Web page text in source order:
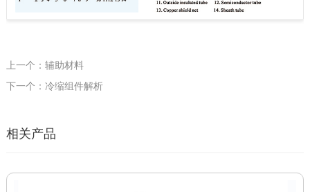
上一个：辅助材料
下一个：冷缩组件解析
相关产品